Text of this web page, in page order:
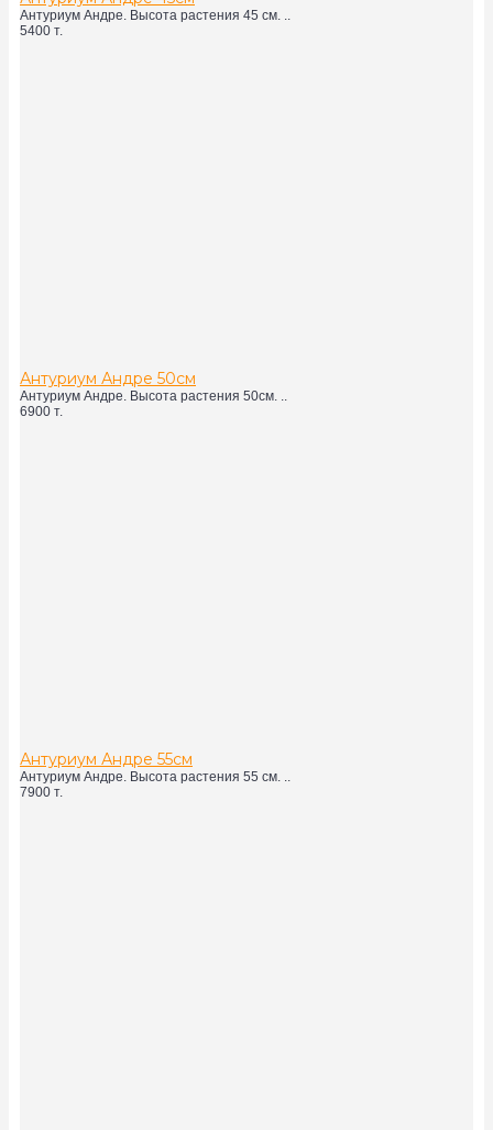
Антуриум Андре. Высота растения 45 см. ..
5400 т.
Антуриум Андре 50см
Антуриум Андре. Высота растения 50см. ..
6900 т.
Антуриум Андре 55см
Антуриум Андре. Высота растения 55 см. ..
7900 т.